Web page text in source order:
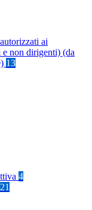
ai
non dirigenti) (da
13
4
21